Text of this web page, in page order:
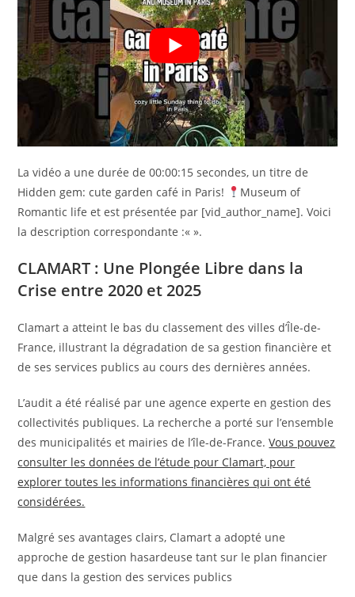
La vidéo a une durée de 00:00:15 secondes, un titre de
Hidden gem: cute garden café in Paris!
Museum of
Romantic life et est présentée par [vid_author_name]. Voici
la description correspondante :« ».
CLAMART : Une Plongée Libre dans la
Crise entre 2020 et 2025
Clamart a atteint le bas du classement des villes d’Île-de-
France, illustrant la dégradation de sa gestion financière et
de ses services publics au cours des dernières années.
L’audit a été réalisé par une agence experte en gestion des
collectivités publiques. La recherche a porté sur l’ensemble
des municipalités et mairies de l’île-de-France.Vous pouvez
consulter les données de l’étude pour Clamart, pour
explorer toutes les informations financières qui ont été
considérées.
Malgré ses avantages clairs, Clamart a adopté une
approche de gestion hasardeuse tant sur le plan financier
que dans la gestion des services publics